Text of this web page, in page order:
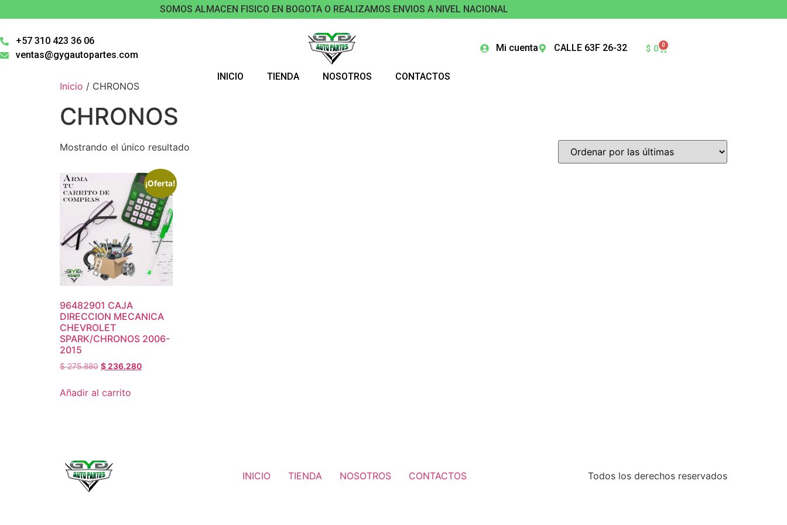
SOMOS ALMACEN FISICO EN BOGOTA O REALIZAMOS ENVIOS A NIVEL NACIONAL
+57 310 423 36 06
ventas@gygautopartes.com
Mi cuenta CALLE 63F 26-32 $ 0 0
INICIO TIENDA NOSOTROS CONTACTOS
Inicio / CHRONOS
CHRONOS
Mostrando el único resultado
¡Oferta!
96482901 CAJA
DIRECCION MECANICA
CHEVROLET
SPARK/CHRONOS 2006-
2015
$275.880 $236.280
Añadir al carrito
INICIO TIENDA NOSOTROS CONTACTOS Todos los derechos reservados